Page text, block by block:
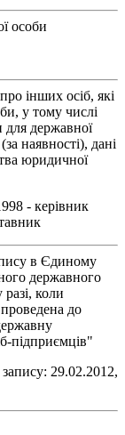
особи
інших осіб, які
у тому числі
для державної
наявності), дані
юридичної
- керівник
в Єдиному
державного
коли
до
підприємців"
29.02.2012,